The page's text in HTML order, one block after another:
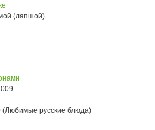
(лапшой)
(Любимые русские блюда)